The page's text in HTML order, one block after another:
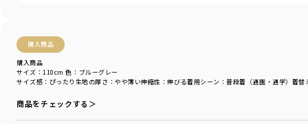
購入商品
購入商品
サイズ感 ：ぴったり 生地の厚さ ：やや薄い伸縮性 ：伸びる着用シーン ：普段着（通園・通学） 着替
サイズ：110cm 色：ブルーグレー
商品をチェックする＞